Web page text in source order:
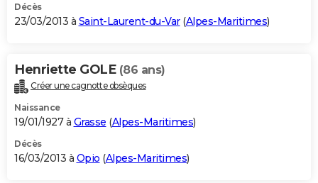
Décès
23/03/2013 à Saint-Laurent-du-Var(Alpes-Maritimes)
Henriette GOLE (86 ans)
Créer une cagnotte obsèques
Naissance
19/01/1927 à Grasse (Alpes-Maritimes)
Décès
16/03/2013 à Opio (Alpes-Maritimes)